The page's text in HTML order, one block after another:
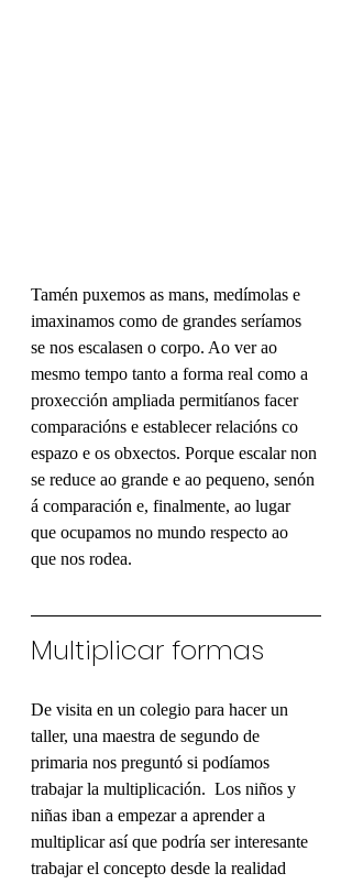
Tamén puxemos as mans, medímolas e
imaxinamos como de grandes seríamos
se nos escalasen o corpo. Ao ver ao
mesmo tempo tanto a forma real como a
proxección ampliada permitíanos facer
comparacións e establecer relacións co
espazo e os obxectos. Porque escalar non
se reduce ao grande e ao pequeno, senón
á comparación e, finalmente, ao lugar
que ocupamos no mundo respecto ao
que nos rodea.
Multiplicar formas
De visita en un colegio para hacer un
taller, una maestra de segundo de
primaria nos preguntó si podíamos
trabajar la multiplicación.  Los niños y
niñas iban a empezar a aprender a
multiplicar así que podría ser interesante
trabajar el concepto desde la realidad